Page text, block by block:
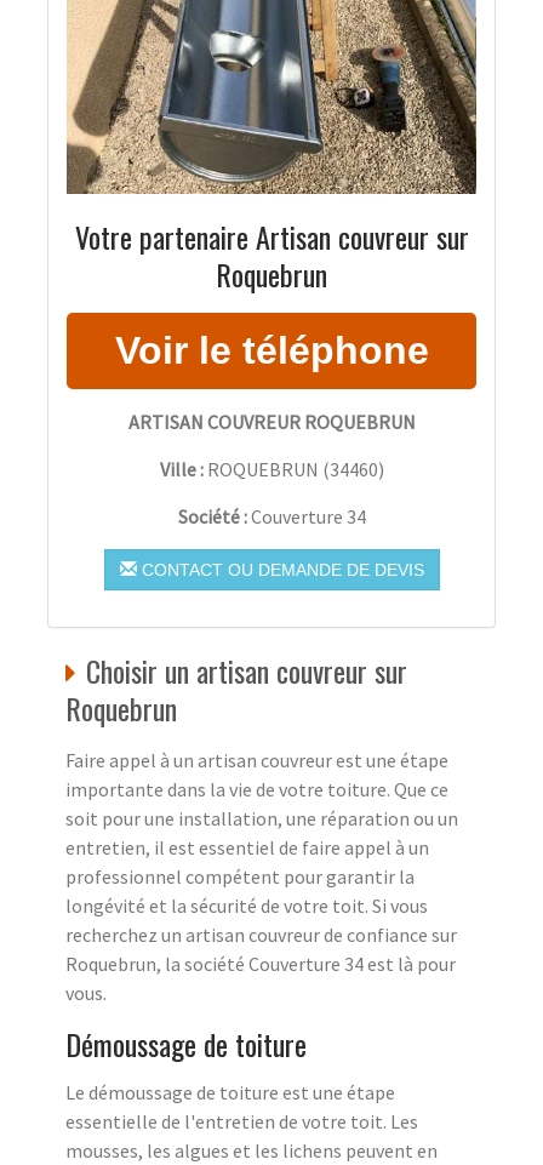
Votre partenaire Artisan couvreur sur
Roquebrun
ARTISAN COUVREUR ROQUEBRUN
Ville : ROQUEBRUN (34460)
Société :Couverture 34
CONTACT OU DEMANDE DE DEVIS
Choisir un artisan couvreur sur
Roquebrun
Faire appel à un artisan couvreur est une étape
importante dans la vie de votre toiture. Que ce
soit pour une installation, une réparation ou un
entretien, il est essentiel de faire appel à un
professionnel compétent pour garantir la
longévité et la sécurité de votre toit. Si vous
recherchez un artisan couvreur de confiance sur
Roquebrun, la société Couverture 34 est là pour
vous.
Démoussage de toiture
Le démoussage de toiture est une étape
essentielle de l'entretien de votre toit. Les
mousses, les algues et les lichens peuvent en